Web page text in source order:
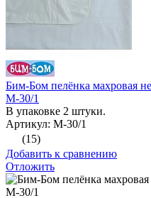
Бим-Бом пелёнка махровая
М-30/1
В упаковке 2 штуки.
Артикул: М-30/1
(15)
Добавить к сравнению
Отложить